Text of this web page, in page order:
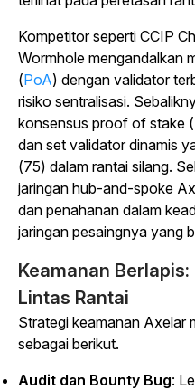
Kompetitor seperti CCIP
Wormhole mengandalkan
(PoA) dengan validator
risiko sentralisasi.
konsensus proof of stake
dan set validator dinamis
(75) dalam rantai silang.
jaringan hub-and-spoke
dan penahanan dalam
jaringan pesaingnya yang
Keamanan
Lintas Rantai
Strategi keamanan Axelar
sebagai berikut.
Audit dan Bounty Bug: